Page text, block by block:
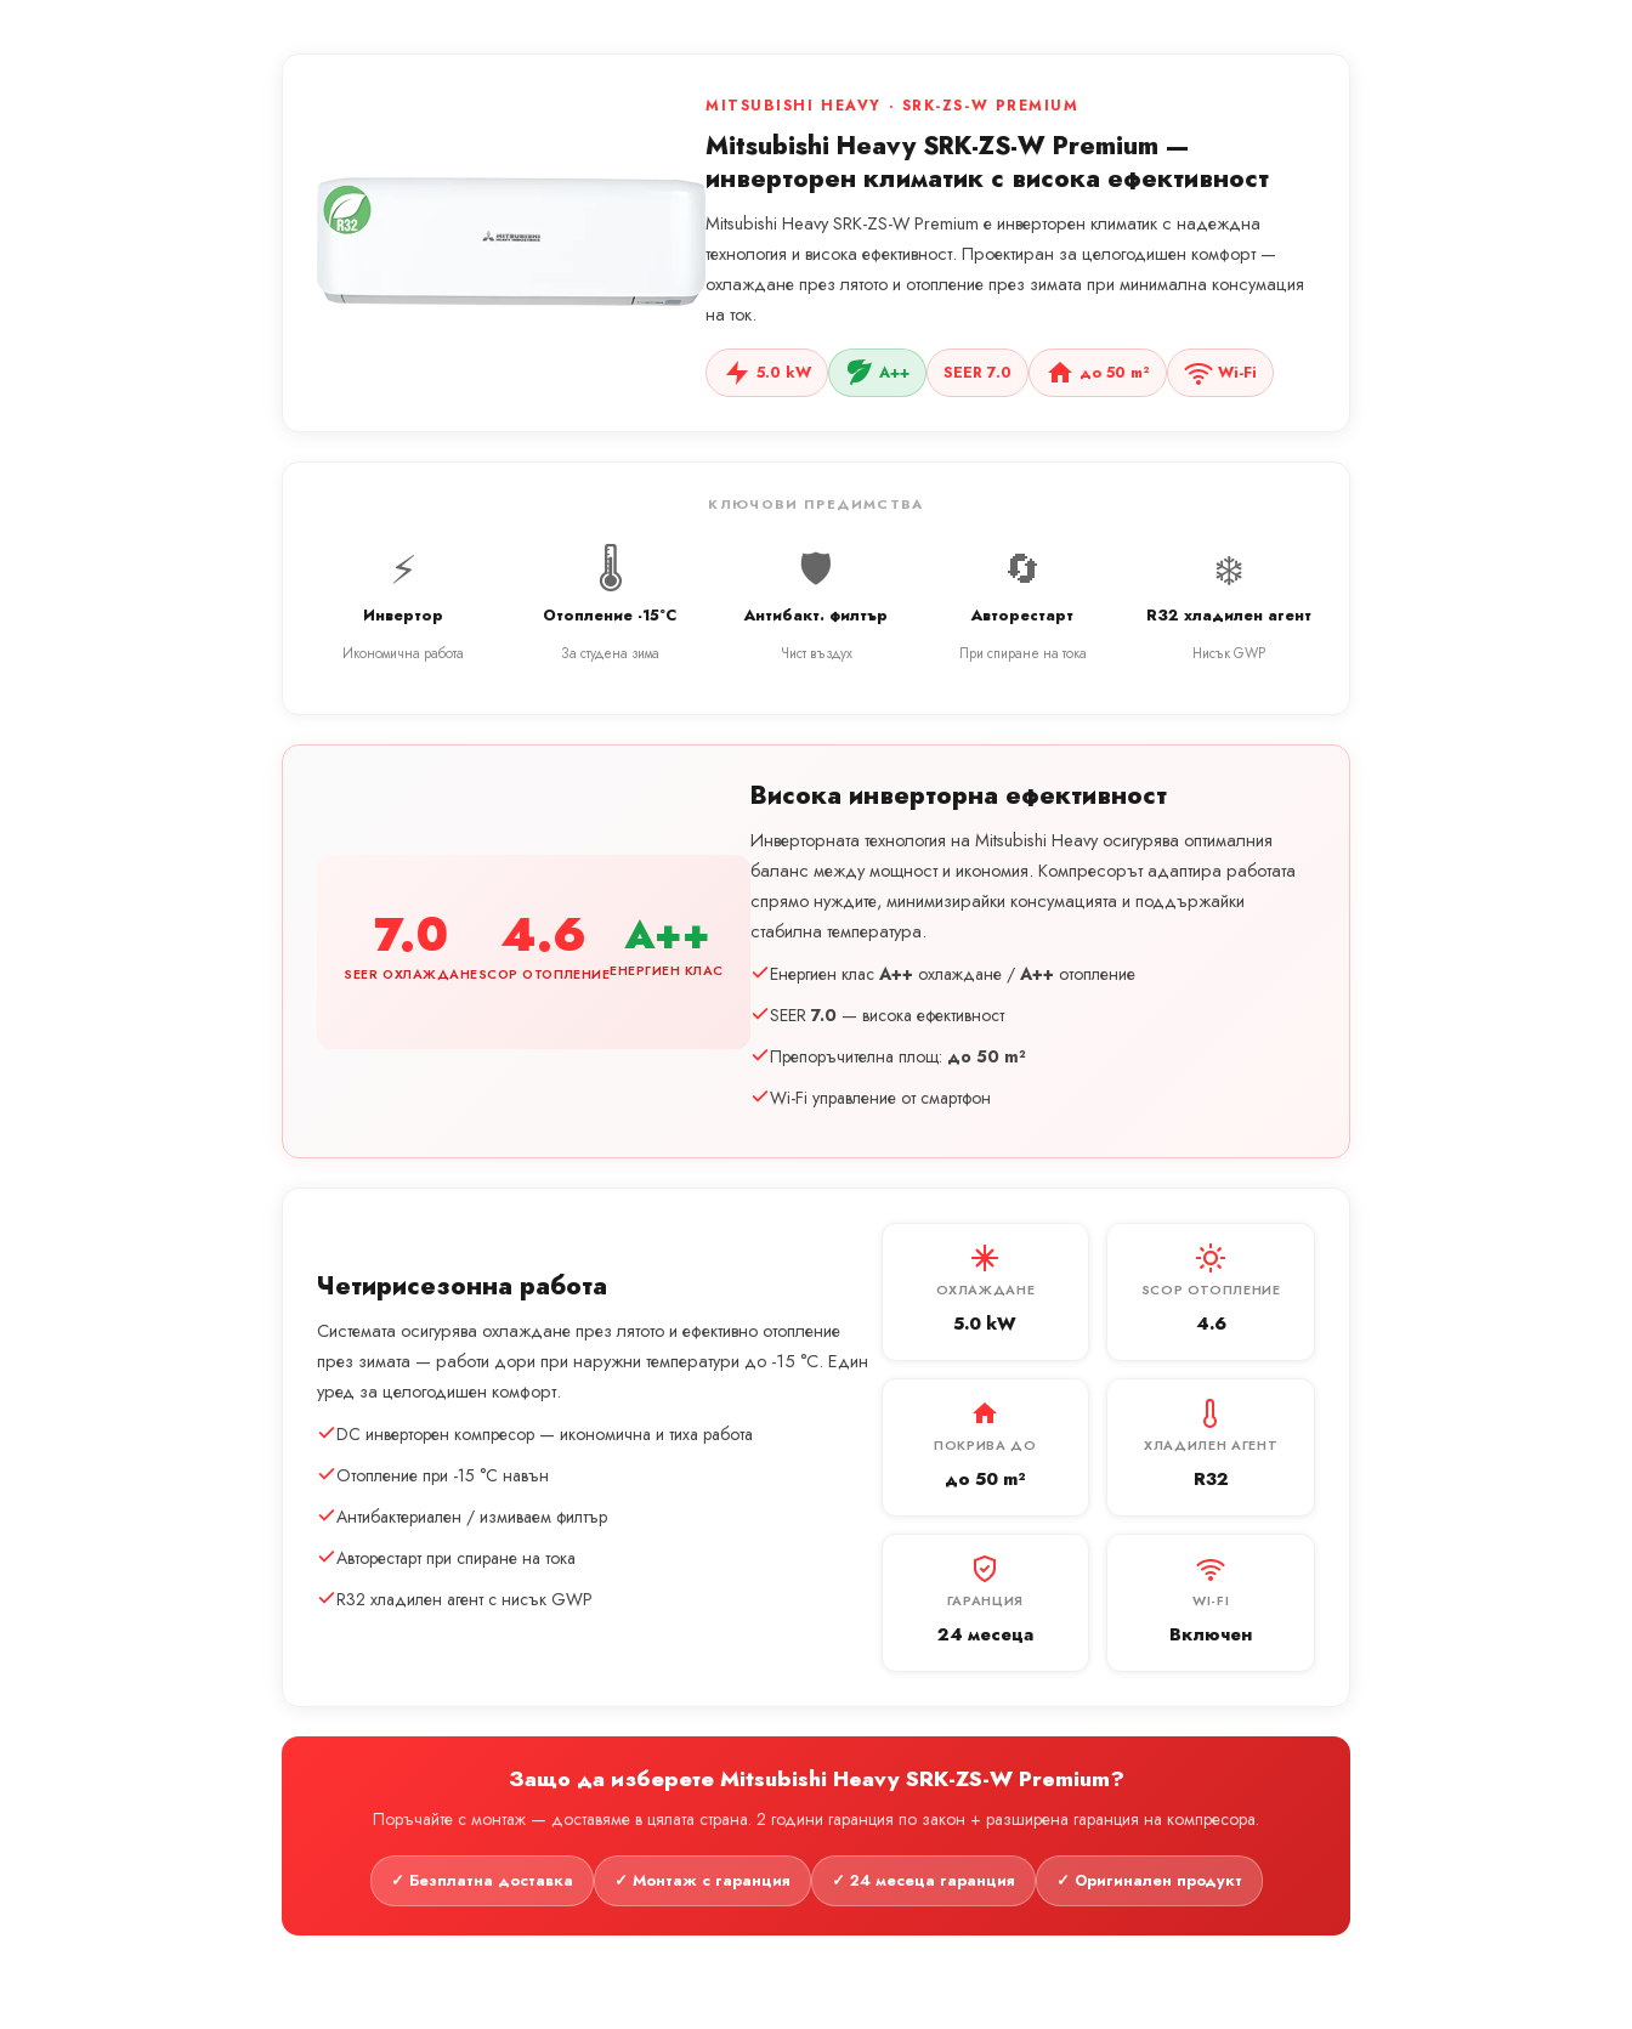
MITSUBISHI HEAVY · SRK-ZS-W PREMIUM
Mitsubishi Heavy SRK-ZS-W Premium —
инверторен климатик с висока ефективност
Mitsubishi Heavy SRK-ZS-W Premium е инверторен климатик с надеждна
технология и висока ефективност. Проектиран за целогодишен комфорт —
охлаждане през лятото и отопление през зимата при минимална консумация
на ток.
5.0 kW A++ SEER 7.0 до 50 m² Wi-Fi
КЛЮЧОВИ ПРЕДИМСТВА
⚡
Инвертор
Икономична работа
🌡️
Отопление -15°C
За студена зима
🛡️
Антибакт. филтър
Чист въздух
🔄
Авторестарт
При спиране на тока
❄️
R32 хладилен агент
Нисък GWP
7.0
SEER ОХЛАЖДАНЕ
4.6
SCOP ОТОПЛЕНИЕ
A++
ЕНЕРГИЕН КЛАС
Висока инверторна ефективност
Инверторната технология на Mitsubishi Heavy осигурява оптималния
баланс между мощност и икономия. Компресорът адаптира работата
спрямо нуждите, минимизирайки консумацията и поддържайки
стабилна температура.
Енергиен класA++ охлаждане /A++ отопление
SEER7.0 — висока ефективност
Препоръчителна площ: до 50 m²
Wi-Fi управление от смартфон
Четирисезонна работа
Системата осигурява охлаждане през лятото и ефективно отопление
през зимата — работи дори при наружни температури до -15 °C. Един
уред за целогодишен комфорт.
DC инверторен компресор — икономична и тиха работа
Отопление при -15 °C навън
Антибактериален / измиваем филтър
Авторестарт при спиране на тока
R32 хладилен агент с нисък GWP
ОХЛАЖДАНЕ
5.0 kW
SCOP ОТОПЛЕНИЕ
4.6
ПОКРИВА ДО
до 50 m²
ХЛАДИЛЕН АГЕНТ
R32
ГАРАНЦИЯ
24 месеца
WI-FI
Включен
Защо да изберете Mitsubishi Heavy SRK-ZS-W Premium?
Поръчайте с монтаж — доставяме в цялата страна. 2 години гаранция по закон + разширена гаранция на компресора.
✓ Безплатна доставка ✓ Монтаж с гаранция ✓ 24 месеца гаранция ✓ Оригинален продукт